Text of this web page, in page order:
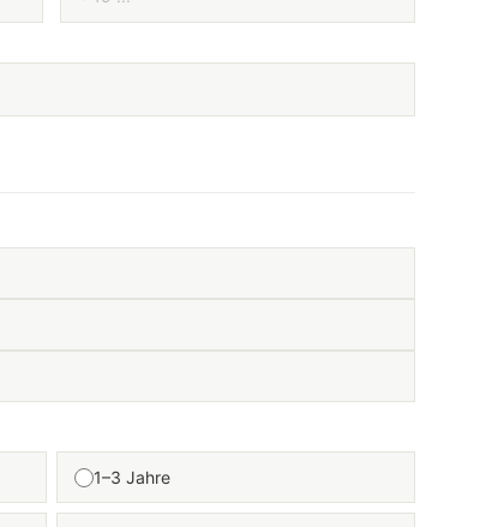
1–3 Jahre